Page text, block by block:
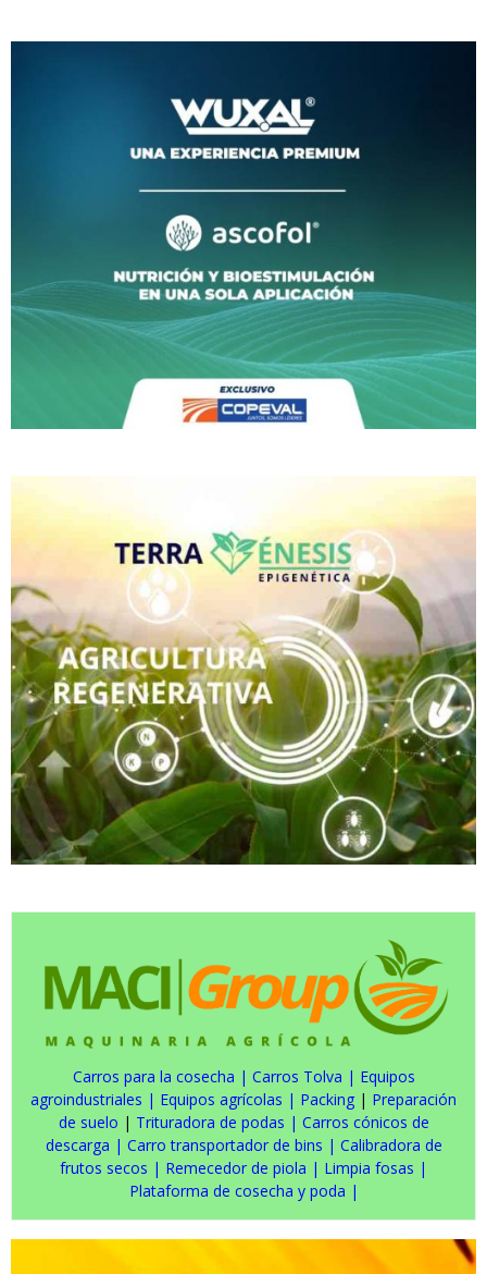
Carros para la cosecha | Carros Tolva | Equipos
agroindustriales | Equipos agrícolas | Packing | Preparación
de suelo | Trituradora de podas | Carros cónicos de
descarga | Carro transportador de bins | Calibradora de
frutos secos | Remecedor de piola | Limpia fosas |
Plataforma de cosecha y poda |